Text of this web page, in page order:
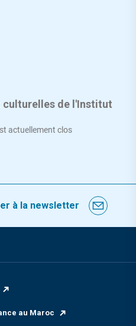
culturelles de l'Institut
actuellement clos
à la newsletter
au Maroc